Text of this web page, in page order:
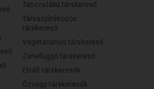
Táncoslábú társkereső
Társasjátékozós
társkereső
Vegetáriánus társkereső
Zenefüggő társkereső
Elvált társkeresők
Özvegy társkeresők